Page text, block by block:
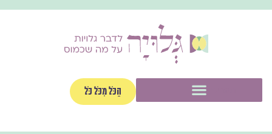
הַכֹּל מִכֹּל כֹּל